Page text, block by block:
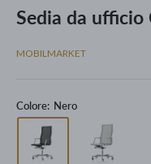
Sedia da ufficio
MOBILMARKET
Colore: Nero